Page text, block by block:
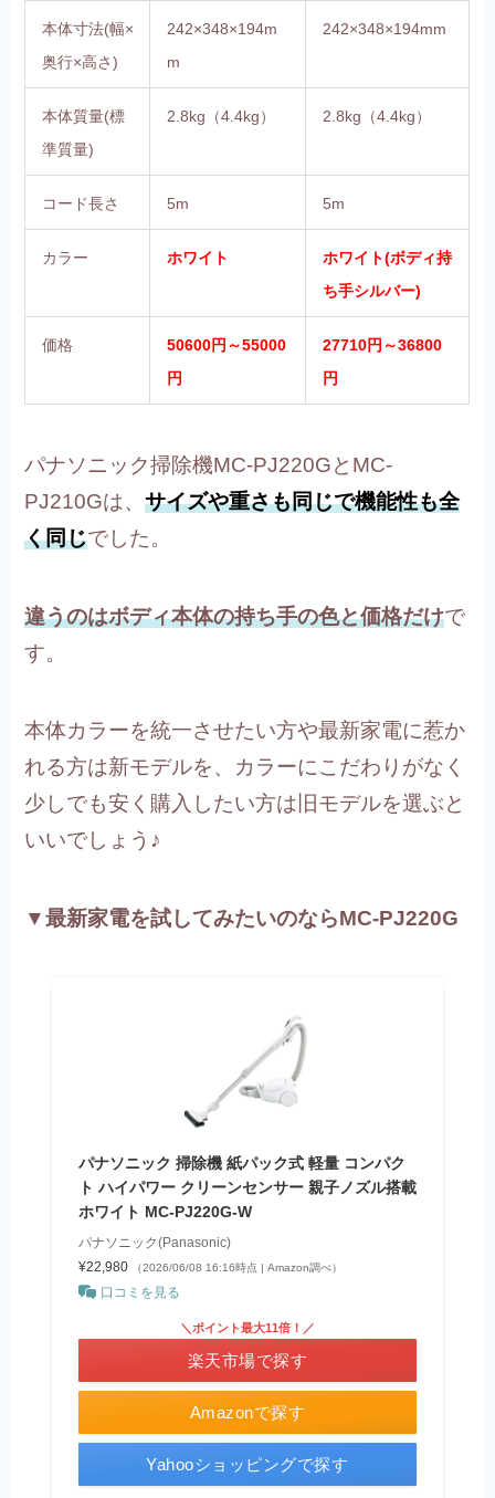
本体寸法(幅×
奥行×高さ)
242×348×194m
m
242×348×194mm
本体質量(標
準質量)
2.8kg（4.4kg） 2.8kg（4.4kg）
コード長さ 5m 5m
カラー ホワイト
ホワイト(ボディ持
ち手シルバー)
価格
50600円～55000
円
27710円～36800
円
パナソニック掃除機MC-PJ220GとMC-
PJ210Gは、サイズや重さも同じで機能性も全
く同じでした。
違うのはボディ本体の持ち手の色と価格だけで
す。
本体カラーを統一させたい方や最新家電に惹か
れる方は新モデルを、カラーにこだわりがなく
少しでも安く購入したい方は旧モデルを選ぶと
いいでしょう♪
▼最新家電を試してみたいのならMC-PJ220G
パナソニック 掃除機 紙パック式 軽量 コンパク
ト ハイパワー クリーンセンサー 親子ノズル搭載
ホワイト MC-PJ220G-W
パナソニック(Panasonic)
¥22,980
（2026/06/08 16:16時点 | Amazon調べ）
口コミを見る
Amazonで探す
＼ポイント最大11倍！／
楽天市場で探す
Yahooショッピングで探す